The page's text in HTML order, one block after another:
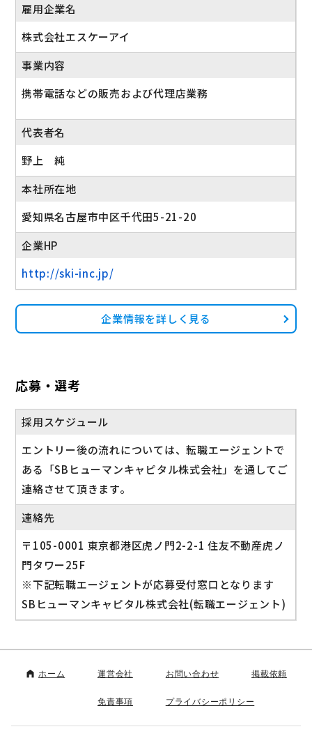
雇用企業名
株式会社エスケーアイ
事業内容
携帯電話などの販売および代理店業務
代表者名
野上 純
本社所在地
愛知県名古屋市中区千代田5-21-20
企業HP
http://ski-inc.jp/
企業情報を詳しく見る
応募・選考
採用スケジュール
エントリー後の流れについては、転職エージェントで
ある「SBヒューマンキャピタル株式会社」を通してご
連絡させて頂きます。
連絡先
〒105-0001 東京都港区虎ノ門2-2-1 住友不動産虎ノ
門タワー25F
※下記転職エージェントが応募受付窓口となります
SBヒューマンキャピタル株式会社(転職エージェント)
ホーム 運営会社 お問い合わせ 掲載依頼
免責事項 プライバシーポリシー